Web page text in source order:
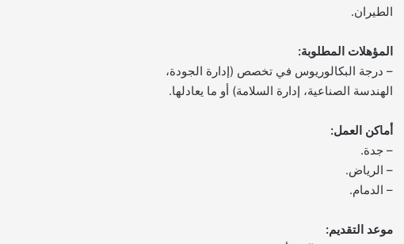
الطيران.
المؤهلات المطلوبة:
– درجة البكالوريوس في تخصص (إدارة الجودة،
الهندسة الصناعية، إدارة السلامة) أو ما يعادلها.
أماكن العمل:
– جدة.
– الرياض.
– الدمام.
موعد التقديم: